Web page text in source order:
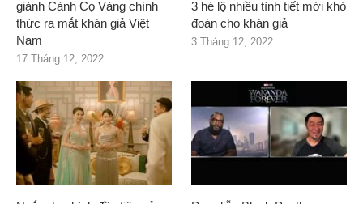
giành Cành Cọ Vàng chính
thức ra mắt khán giả Việt
Nam
17 Tháng 12, 2022
3 hé lộ nhiều tình tiết mới khó
đoán cho khán giả
3 Tháng 12, 2022